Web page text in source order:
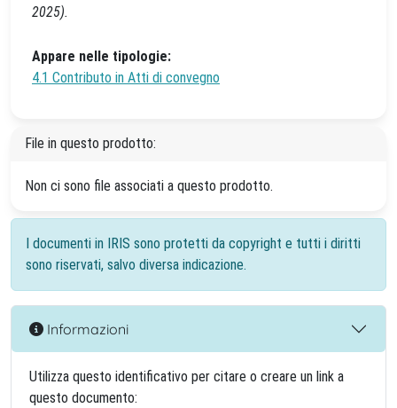
2025).
Appare nelle tipologie:
4.1 Contributo in Atti di convegno
File in questo prodotto:
Non ci sono file associati a questo prodotto.
I documenti in IRIS sono protetti da copyright e tutti i diritti
sono riservati, salvo diversa indicazione.
Informazioni
Utilizza questo identificativo per citare o creare un link a
questo documento: